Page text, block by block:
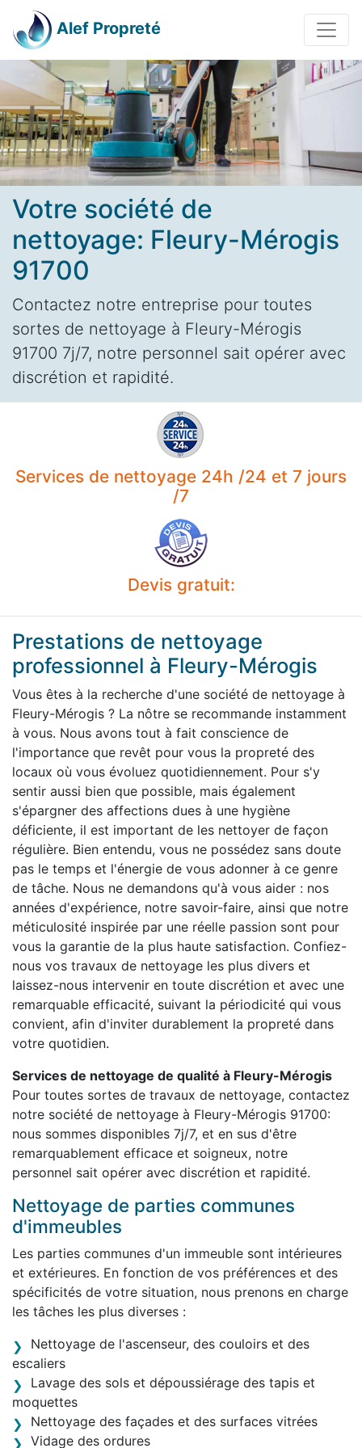
Alef Propreté
Votre société de
nettoyage: Fleury-Mérogis
91700
Contactez notre entreprise pour toutes
sortes de nettoyage à Fleury-Mérogis
91700 7j/7, notre personnel sait opérer avec
discrétion et rapidité.
Services de nettoyage 24h /24 et 7 jours
/7
Devis gratuit:
Prestations de nettoyage
professionnel à Fleury-Mérogis
Vous êtes à la recherche d'une société de nettoyage à
Fleury-Mérogis ? La nôtre se recommande instamment
à vous. Nous avons tout à fait conscience de
l'importance que revêt pour vous la propreté des
locaux où vous évoluez quotidiennement. Pour s'y
sentir aussi bien que possible, mais également
s'épargner des affections dues à une hygiène
déficiente, il est important de les nettoyer de façon
régulière. Bien entendu, vous ne possédez sans doute
pas le temps et l'énergie de vous adonner à ce genre
de tâche. Nous ne demandons qu'à vous aider : nos
années d'expérience, notre savoir-faire, ainsi que notre
méticulosité inspirée par une réelle passion sont pour
vous la garantie de la plus haute satisfaction. Confiez-
nous vos travaux de nettoyage les plus divers et
laissez-nous intervenir en toute discrétion et avec une
remarquable efficacité, suivant la périodicité qui vous
convient, afin d'inviter durablement la propreté dans
votre quotidien.
Services de nettoyage de qualité à Fleury-Mérogis
Pour toutes sortes de travaux de nettoyage, contactez
notre société de nettoyage à Fleury-Mérogis 91700:
nous sommes disponibles 7j/7, et en sus d'être
remarquablement efficace et soigneux, notre
personnel sait opérer avec discrétion et rapidité.
Nettoyage de parties communes
d'immeubles
Les parties communes d'un immeuble sont intérieures
et extérieures. En fonction de vos préférences et des
spécificités de votre situation, nous prenons en charge
les tâches les plus diverses :
Nettoyage de l'ascenseur, des couloirs et des
escaliers
Lavage des sols et dépoussiérage des tapis et
moquettes
Nettoyage des façades et des surfaces vitrées
Vidage des ordures